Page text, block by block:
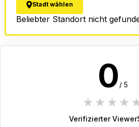
Stadt wählen
Beliebter Standort nicht
0 / 5
3
2
1 star
Verifizierter